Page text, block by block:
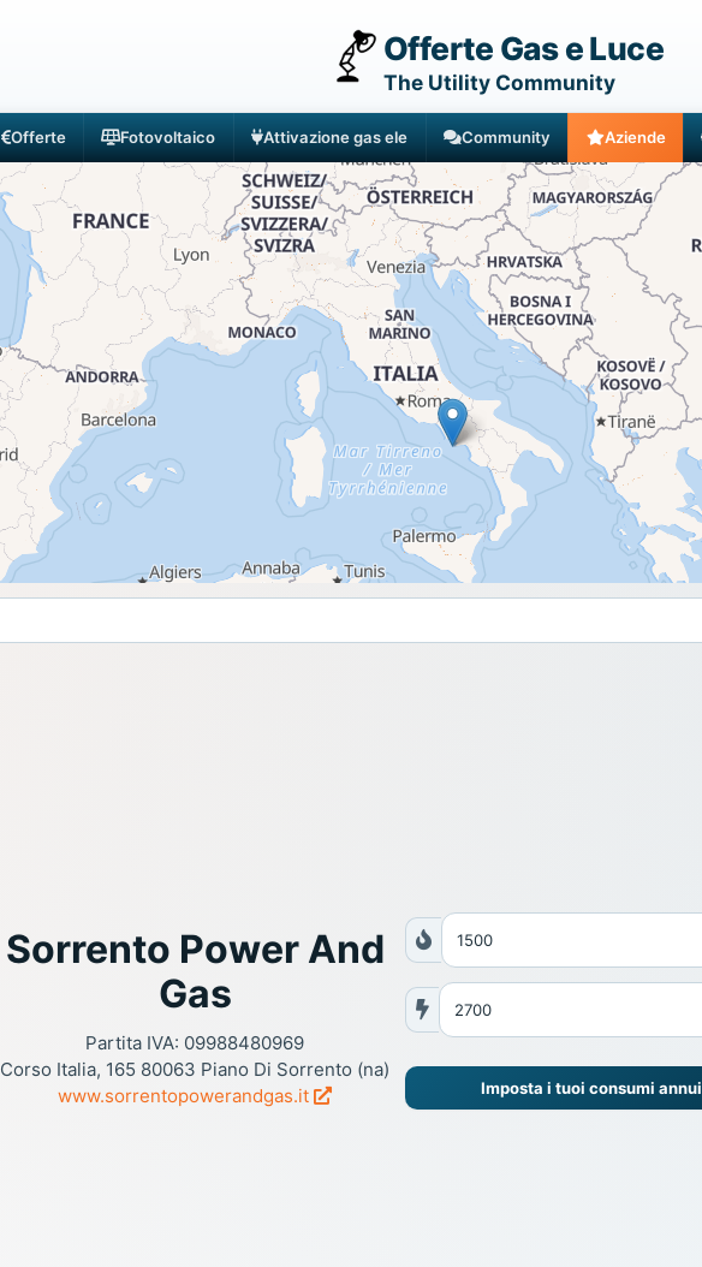
Offerte Gas e Luce
The Utility Community
Offerte Fotovoltaico Attivazione gas ele Community Aziende
Sorrento Power And
Gas
Partita IVA: 09988480969
Corso Italia, 165 80063 Piano Di Sorrento (na)
www.sorrentopowerandgas.it
Imposta i tuoi consumi annui